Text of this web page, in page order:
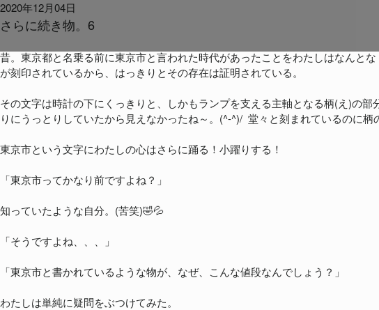
2020年12月04日
さらに続き物。6
昔。東京都と名乗る前に東京市と言われた時代があったことをわたしはなんと
が刻印されているから、はっきりとその存在は証明されている。
その文字は時計の下にくっきりと、しかもランプを支える主軸となる柄(え)の
りにうっとりしていたから見えなかったね～。(^-^)/ 堂々と刻まれているのに
東京市という文字にわたしの心はさらに踊る！小躍りする！
「東京市ってかなり前ですよね？」
知っていたような自分。(苦笑)🤣💦
「そうですよね、、、」
「東京市と書かれているような物が、なぜ、こんな値段なんでしょう？」
わたしは単純に疑問をぶつけてみた。